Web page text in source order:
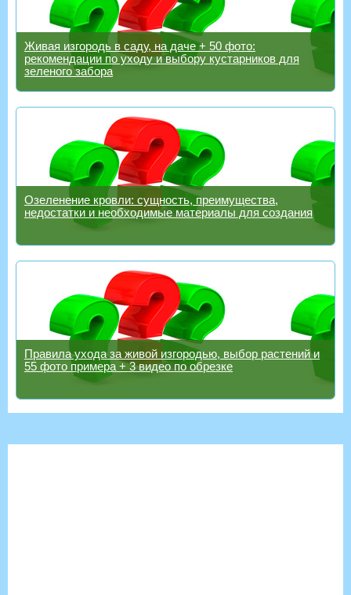
Живая изгородь в саду, на даче + 50 фото:
рекомендации по уходу и выбору кустарников для
зеленого забора
Озеленение кровли: сущность, преимущества,
недостатки и необходимые материалы для создания
Правила ухода за живой изгородью, выбор растений и
55 фото примера + 3 видео по обрезке